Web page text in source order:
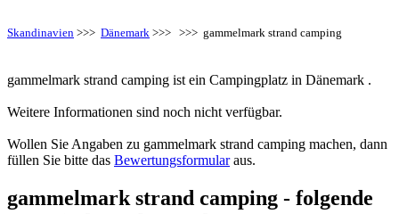
Skandinavien >>> Dänemark >>> >>> gammelmark strand camping
gammelmark strand camping ist ein Campingplatz in Dänemark .
Weitere Informationen sind noch nicht verfügbar.
Wollen Sie Angaben zu gammelmark strand camping machen, dann
füllen Sie bitte das Bewertungsformularaus.
gammelmark strand camping - folgende